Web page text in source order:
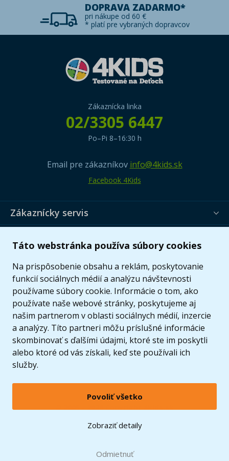
Táto webstránka používa súbory cookies
Na prispôsobenie obsahu a reklám, poskytovanie
funkcií sociálnych médií a analýzu návštevnosti
používame súbory cookie. Informácie o tom, ako
používate naše webové stránky, poskytujeme aj
našim partnerom v oblasti sociálnych médií, inzercie
a analýzy. Títo partneri môžu príslušné informácie
skombinovať s ďalšími údajmi, ktoré ste im poskytli
alebo ktoré od vás získali, keď ste používali ich
služby.
Povoliť všetko
Zobraziť detaily
Odmietnuť
DOPRAVA ZADARMO*
pri nákupe od 60 €
* platí pre vybraných dopravcov
Zákaznícka linka
02/3305 6447
Po–Pi 8–16:30 h
Email pre zákazníkov info@4kids.sk
Facebook 4Kids
Zákaznícky servis
© 2005 - 2026 Copyright 4kids.sk
LEGO, logo LEGO a minifigúrka sú ochrannými známkami spoločnosti LEGO Group. ©
2024 The LEGO Group.
Zobraziť verziu pre desktop
Doprava zadarmopri nákupe od